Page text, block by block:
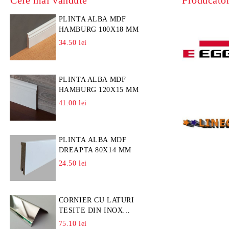
PLINTA ALBA MDF
HAMBURG 100X18 MM
34.50 lei
PLINTA ALBA MDF
HAMBURG 120X15 MM
41.00 lei
PLINTA ALBA MDF
DREAPTA 80X14 MM
24.50 lei
CORNIER CU LATURI
TESITE DIN INOX
L=A=25MM
75.10 lei